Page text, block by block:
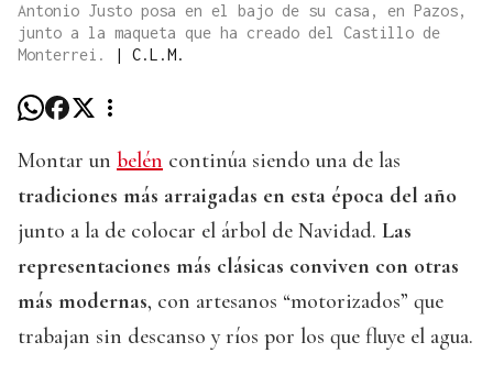
Antonio Justo posa en el bajo de su casa, en Pazos,
junto a la maqueta que ha creado del Castillo de
Monterrei.
| C.L.M.
Montar un belén continúa siendo una de las
tradiciones más arraigadas en esta época del año
junto a la de colocar el árbol de Navidad. Las
representaciones más clásicas conviven con otras
más modernas, con artesanos “motorizados” que
trabajan sin descanso y ríos por los que fluye el agua.